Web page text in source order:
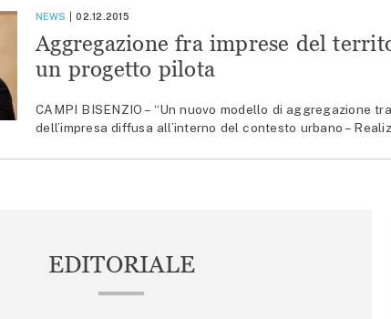
NEWS 02.12.2015
Aggregazione fra imprese del
un progetto pilota
CAMPI BISENZIO – “Un nuovo modello di aggregazione
dell’impresa diffusa all’interno del contesto urbano –
EDITORIALE